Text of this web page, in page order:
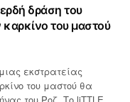
δράση του
καρκίνο του μαστού
εκστρατείας
του μαστού θα